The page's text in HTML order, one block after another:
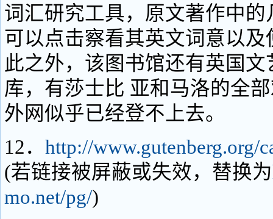
词汇研究工具，原文著作中
可以点击察看其英文词意以
此之外，该图书馆还有英国
库，有莎士比 亚和马洛的全
外网似乎已经登不上去。
12． http://www.gutenberg.org/
(若链接被屏蔽或失效，替换为
mo.net/pg/)